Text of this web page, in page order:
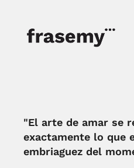
"El arte de amar se
exactamente lo que
embriaguez del